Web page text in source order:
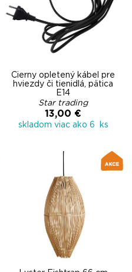
Čierny opletený kábel pre
hviezdy či tienidlá, pätica
E14
Star trading
13,00 €
skladom viac ako 6 ks